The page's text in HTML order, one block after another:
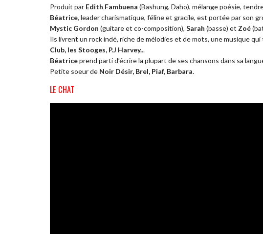
Produit par Edith Fambuena (Bashung, Daho), mélange poésie,
Béatrice, leader charismatique, féline et gracile, est portée par son
Mystic Gordon (guitare et co-composition), Sarah (basse) et Zoé
Ils livrent un rock indé, riche de mélodies et de mots, une musique
Club, les Stooges, P.J Harvey...
Béatriceprend parti d’écrire la plupart de ses chansons dans sa
Petite soeur de Noir Désir, Brel, Piaf, Barbara.
LE CHAT